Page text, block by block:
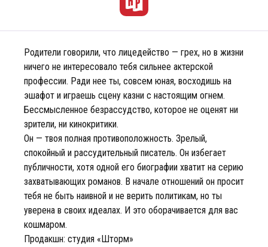
Родители говорили, что лицедейство — грех, но в жизни
ничего не интересовало тебя сильнее актерской
профессии. Ради нее ты, совсем юная, восходишь на
эшафот и играешь сцену казни с настоящим огнем.
Бессмысленное безрассудство, которое не оценят ни
зрители, ни кинокритики.
Он — твоя полная противоположность. Зрелый,
спокойный и рассудительный писатель. Он избегает
публичности, хотя одной его биографии хватит на серию
захватывающих романов. В начале отношений он просит
тебя не быть наивной и не верить политикам, но ты
уверена в своих идеалах. И это оборачивается для вас
кошмаром.
Продакшн: студия «Шторм»